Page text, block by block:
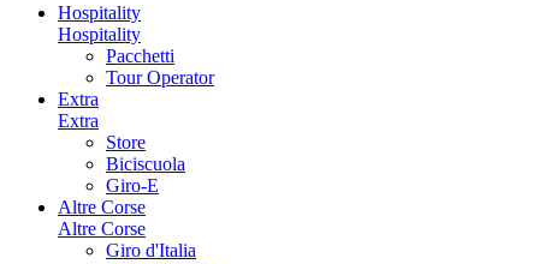
Hospitality
Hospitality
Pacchetti
Tour Operator
Extra
Extra
Store
Biciscuola
Giro-E
Altre Corse
Altre Corse
Giro d'Italia